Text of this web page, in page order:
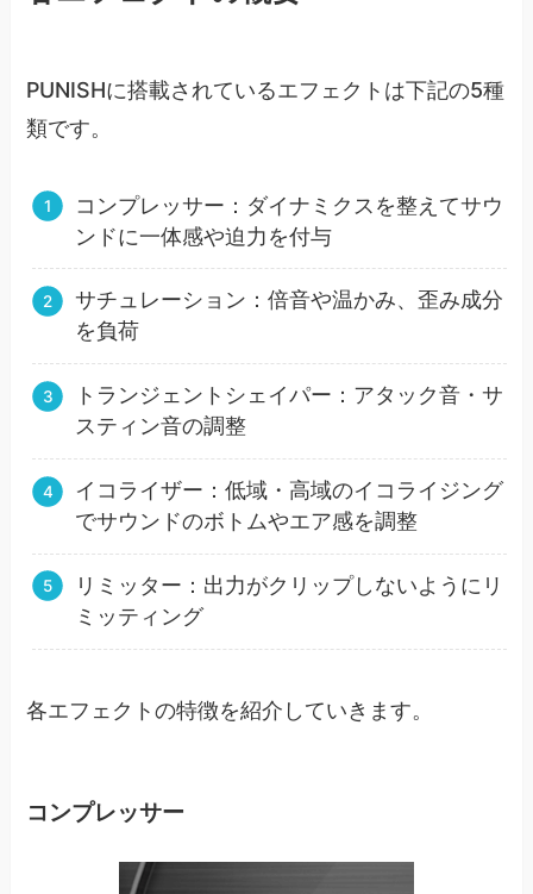
PUNISHに搭載されているエフェクトは下記の5種
類です。
コンプレッサー：ダイナミクスを整えてサウ
ンドに一体感や迫力を付与
サチュレーション：倍音や温かみ、歪み成分
を負荷
トランジェントシェイパー：アタック音・サ
スティン音の調整
イコライザー：低域・高域のイコライジング
でサウンドのボトムやエア感を調整
リミッター：出力がクリップしないようにリ
ミッティング
各エフェクトの特徴を紹介していきます。
コンプレッサー